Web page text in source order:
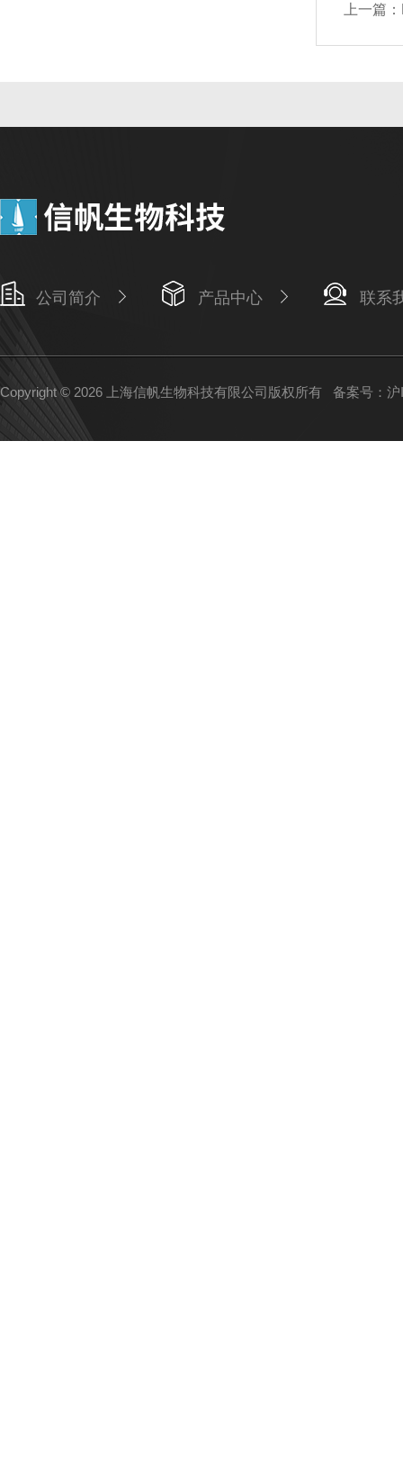
上一篇：
公司简介 产品中心 联系
Copyright © 2026 上海信帆生物科技有限公司版权所有 备案号：